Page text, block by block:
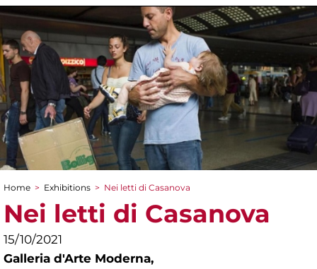
You are here
Home > Exhibitions > Nei letti di Casanova
Nei letti di Casanova
15/10/2021
Galleria d'Arte Moderna,